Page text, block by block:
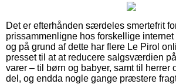
Det er efterhånden særdeles smertefrit
prissammenligne hos forskellige
og på grund af dette har flere Le Pirol
presset til at at reducere salgsværdien
varer – til børn og babyer, samt til herrer
del, og endda nogle gange præstere